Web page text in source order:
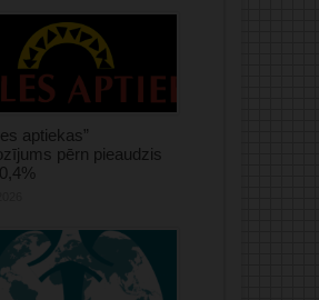
aptiekas”
pērn pieaudzis